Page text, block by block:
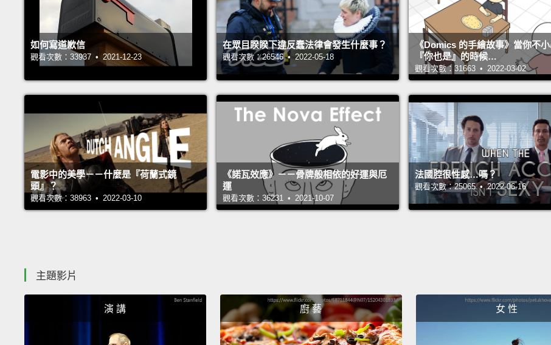
如何寫道歉信
觀看次數：33937 • 2021-12-23
在眾目睽睽下違反蠢法律會發生什麼事？
觀看次數：26546 • 2022-05-18
《Domics 的手繪故事》當你不
『你也是』的時候…
觀看次數：31663 • 2022-03-02
電影中的美學－－什麼是『荷蘭式鏡
頭』？
觀看次數：38963 • 2022-03-10
《諾瓦效應》－－骨牌般相依的好運與厄
運
觀看次數：36231 • 2021-10-07
法國腔很性感…嗎？
觀看次數：25065 • 2022-06-16
主題影片
演 講 廚 藝 女 性